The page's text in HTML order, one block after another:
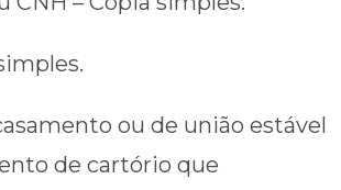
ou de união estável
de cartório que